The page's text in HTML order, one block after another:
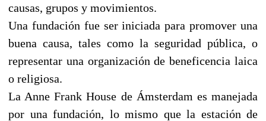
causas, grupos y movimientos.
Una fundación fue ser iniciada para promover una
buena causa, tales como la seguridad pública, o
representar una organización de beneficencia laica
o religiosa.
La Anne Frank House de Ámsterdam es manejada
por una fundación, lo mismo que la estación de